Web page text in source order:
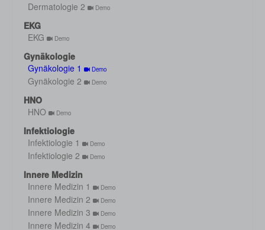
Dermatologie 2 Demo
EKG
EKG
Demo
Gynäkologie
Gynäkologie 1
Demo
Gynäkologie 2 Demo
HNO
HNO
Demo
Infektiologie
Infektiologie 1
Demo
Infektiologie 2 Demo
Innere Medizin
Innere Medizin 1
Demo
Innere Medizin 2 Demo
Innere Medizin 3 Demo
Innere Medizin 4 Demo